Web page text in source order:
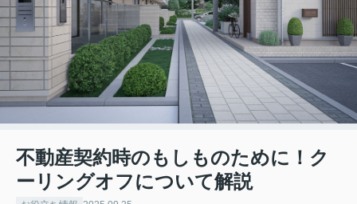
不動産契約時のもしものために！ク
ーリングオフについて解説